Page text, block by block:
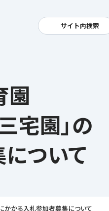
える
の取り組み
お通いいただくために
ジアーカイブス
サイト内検索
園
宅園」の
ついて
かかる入札参加者募集について